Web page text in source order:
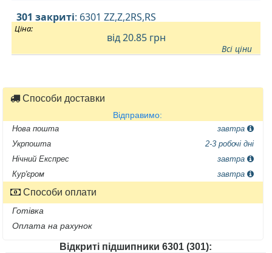
301 закриті: 6301 ZZ,Z,2RS,RS
Ціна:
від 20.85грн
Всі ціни
Способи доставки
Відправимо:
Нова пошта
завтра
Укрпошта
2-3 робочі дні
Нічний Експрес
завтра
Кур'єром
завтра
Способи оплати
Готівка
Оплата на рахунок
Відкриті підшипники 6301 (301):